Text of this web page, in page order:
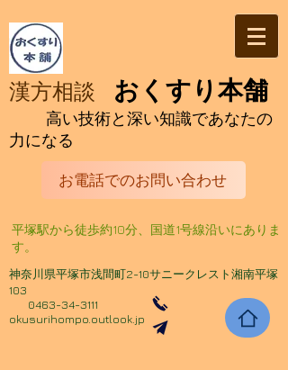
漢方相談 おくすり本舗
高い技術と深い知識であなたの
力になる
お電話でのお問い合わせ
​平塚駅から徒歩約10分、国道1号線沿いにありま
す。
神奈川県平塚市浅間町2-10サニークレスト湘南平塚
103
0463-34-3111
okusurihompo.outlook.jp